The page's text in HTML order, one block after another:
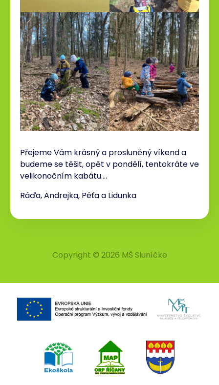
Přejeme Vám krásný a prosluněný víkend a
budeme se těšit, opět v pondělí, tentokráte ve
velikonočním kabátu….
Ráďa, Andrejka, Péťa a Lidunka
Copyright © 2026 MŠ Sluníčko